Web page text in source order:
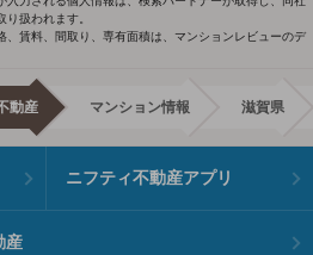
扱われます。
、賃料、間取り、専有面積は、マンションレビューのデ
動産 マンション情報 滋賀県
ニフティ不動産アプリ
産